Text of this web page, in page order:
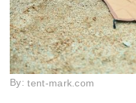
By:tent-mark.com